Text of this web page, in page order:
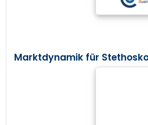
Marktdynamik für